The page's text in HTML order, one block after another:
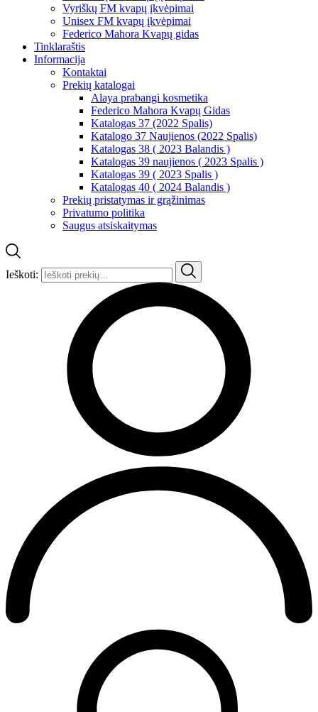
Vyriškų FM kvapų įkvėpimai
Unisex FM kvapų įkvėpimai
Federico Mahora Kvapų gidas
Tinklaraštis
Informacija
Kontaktai
Prekių katalogai
Alaya prabangi kosmetika
Federico Mahora Kvapų Gidas
Katalogas 37 (2022 Spalis)
Katalogo 37 Naujienos (2022 Spalis)
Katalogas 38 ( 2023 Balandis )
Katalogas 39 naujienos ( 2023 Spalis )
Katalogas 39 ( 2023 Spalis )
Katalogas 40 ( 2024 Balandis )
Prekių pristatymas ir grąžinimas
Privatumo politika
Saugus atsiskaitymas
Ieškoti: